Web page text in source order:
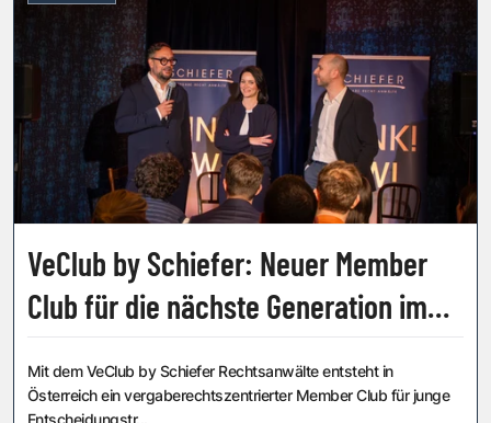
VeClub by Schiefer: Neuer Member
Club für die nächste Generation im
Mit dem VeClub by Schiefer Rechtsanwälte entsteht in
Österreich ein vergaberechtszentrierter Member Club für junge